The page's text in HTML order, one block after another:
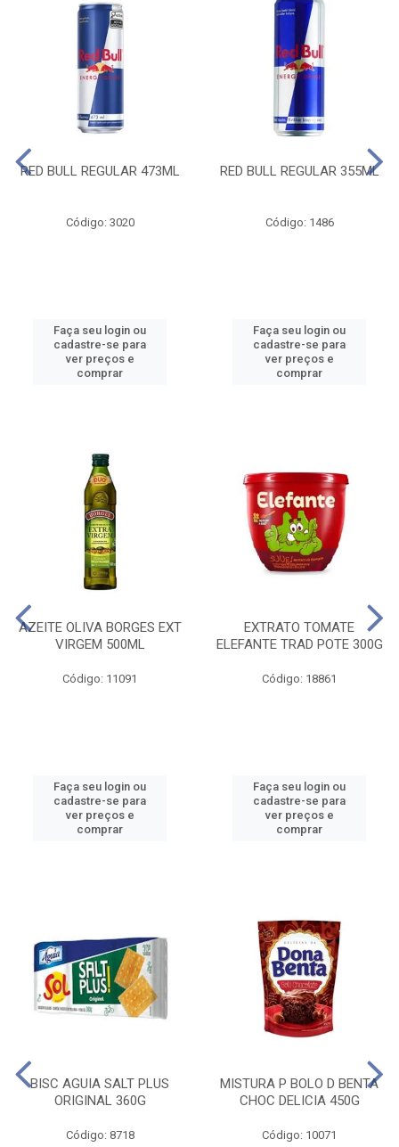
RED BULL REGULAR 473ML
Código: 3020
Faça seu login ou
cadastre-se para
ver preços e
comprar
RED BULL REGULAR 355ML
Código: 1486
Faça seu login ou
cadastre-se para
ver preços e
comprar
AZEITE OLIVA BORGES EXT
VIRGEM 500ML
Código: 11091
Faça seu login ou
cadastre-se para
ver preços e
comprar
EXTRATO TOMATE
ELEFANTE TRAD POTE 300G
Código: 18861
Faça seu login ou
cadastre-se para
ver preços e
comprar
BISC AGUIA SALT PLUS
ORIGINAL 360G
Código: 8718
MISTURA P BOLO D BENTA
CHOC DELICIA 450G
Código: 10071